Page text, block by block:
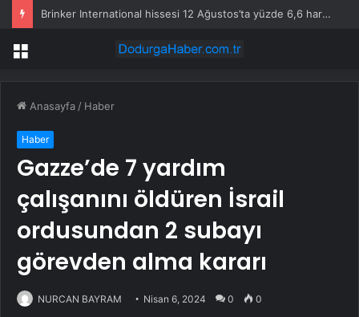
Brinker International hissesi 12 Ağustos’ta yüzde 6,6 hareket edebilir
Menü
Anasayfa / Haber
Haber
Gazze’de 7 yardım
çalışanını öldüren İsrail
ordusundan 2 subayı
görevden alma kararı
NURCAN BAYRAM Nisan 6, 2024 0 0